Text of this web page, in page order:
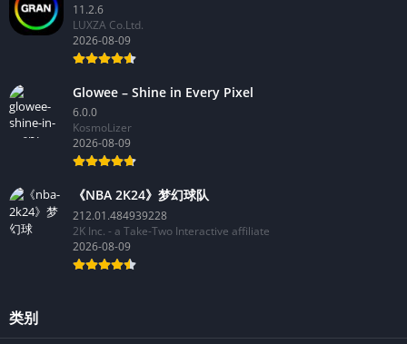
11.2.6
LUXZA Co.Ltd.
2026-08-09
Glowee – Shine in Every Pixel
6.0.0
KosmoLizer
2026-08-09
《NBA 2K24》梦幻球队
212.01.484939228
2K Inc. - a Take-Two Interactive affiliate
2026-08-09
类别